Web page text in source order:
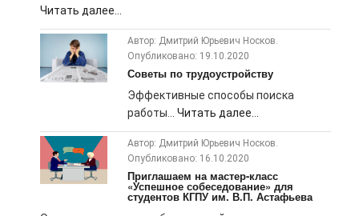
Читать далее...
Автор: Дмитрий Юрьевич Носков.
Опубликовано: 19.10.2020
Советы по трудоустройству
Эффективные способы поиска
работы... Читать далее...
Автор: Дмитрий Юрьевич Носков.
Опубликовано: 16.10.2020
Приглашаем на мастер-класс
«Успешное собеседование» для
студентов КГПУ им. В.П. Астафьева